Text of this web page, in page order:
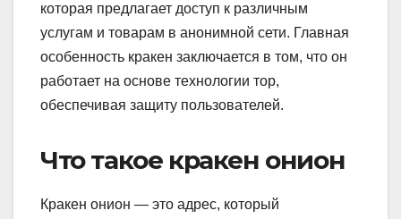
которая предлагает доступ к различным
услугам и товарам в анонимной сети. Главная
особенность кракен заключается в том, что он
работает на основе технологии тор,
обеспечивая защиту пользователей.
Что такое кракен онион
Кракен онион — это адрес, который